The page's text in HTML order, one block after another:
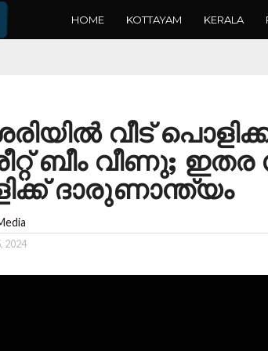
HOME KOTTAYAM KERALA
വീട്
ബീം വീണു;
ദാരുണാന്ത്യം
2024